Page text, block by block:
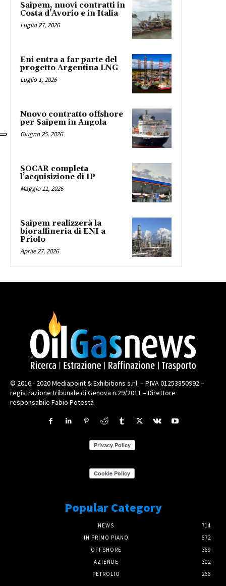
Saipem, nuovi contratti in
Costa d’Avorio e in Italia
Luglio 27, 2026
Eni entra a far parte del
progetto Argentina LNG
Luglio 1, 2026
Nuovo contratto offshore
per Saipem in Angola
Giugno 25, 2026
SOCAR completa
l’acquisizione di IP
Maggio 11, 2026
Saipem realizzerà la
bioraffineria di ENI a
Priolo
Aprile 27, 2026
© 2016 - 2020 Mediapoint & Exhibitions s.r.l. – P.IVA 01253850992 –
registrazione tribunale di Genova n.29/2011 – Direttore
responsabile Fabio Potestà
Popular Category
NEWS
714
IN PRIMO PIANO
672
OFFSHORE
369
AZIENDE
302
PETROLIO
266